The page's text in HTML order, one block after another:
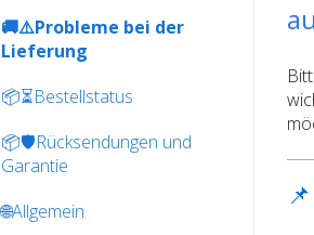
🚚⚠️Probleme bei der
Lieferung
📦⏳Bestellstatus
📦🛡️Rücksendungen und
Garantie
🌐Allgemein